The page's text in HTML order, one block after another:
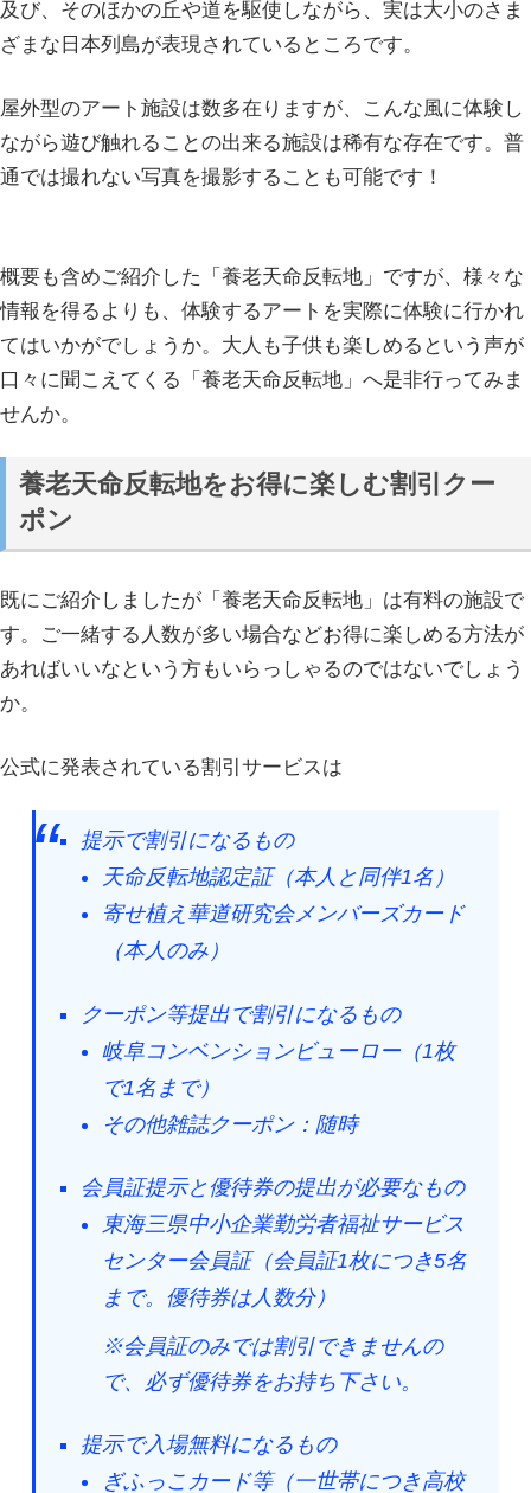
及び、そのほかの丘や道を駆使しながら、実は大小のさま
ざまな日本列島が表現されているところです。
屋外型のアート施設は数多在りますが、こんな風に体験し
ながら遊び触れることの出来る施設は稀有な存在です。普
通では撮れない写真を撮影することも可能です！
概要も含めご紹介した「養老天命反転地」ですが、様々な
情報を得るよりも、体験するアートを実際に体験に行かれ
てはいかがでしょうか。大人も子供も楽しめるという声が
口々に聞こえてくる「養老天命反転地」へ是非行ってみま
せんか。
養老天命反転地をお得に楽しむ割引クー
ポン
既にご紹介しましたが「養老天命反転地」は有料の施設で
す。ご一緒する人数が多い場合などお得に楽しめる方法が
あればいいなという方もいらっしゃるのではないでしょう
か。
公式に発表されている割引サービスは
提示で割引になるもの
天命反転地認定証（本人と同伴1名）
寄せ植え華道研究会メンバーズカード
（本人のみ）
クーポン等提出で割引になるもの
岐阜コンベンションビューロー（1枚
で1名まで）
その他雑誌クーポン：随時
会員証提示と優待券の提出が必要なもの
東海三県中小企業勤労者福祉サービス
センター会員証（会員証1枚につき5名
まで。優待券は人数分）
※会員証のみでは割引できませんの
で、必ず優待券をお持ち下さい。
提示で入場無料になるもの
ぎふっこカード等（一世帯につき高校